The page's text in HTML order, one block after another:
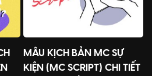
MẪU KỊCH BẢN MC SỰ
KIỆN (MC SCRIPT) CHI TIẾT